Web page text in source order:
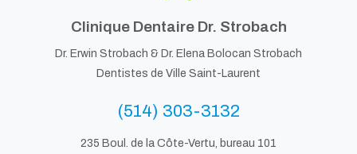
Clinique Dentaire Dr. Strobach
Dr. Erwin Strobach & Dr. Elena Bolocan Strobach
Dentistes de Ville Saint-Laurent
(514) 303-3132
235 Boul. de la Côte-Vertu, bureau 101